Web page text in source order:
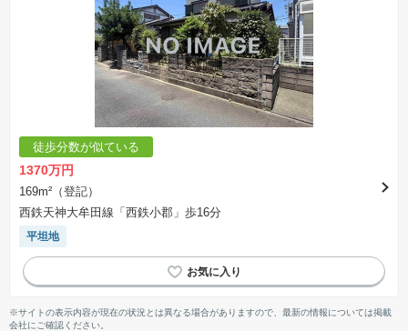
徒歩分数が似ている
1370万円
169m²（登記）
西鉄天神大牟田線「西鉄小郡」歩16分
平坦地
※サイトの表示内容が現在の状況とは異なる場合がありますので、最新の情報については掲載
会社にご確認ください。